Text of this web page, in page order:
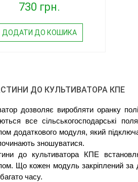
730 грн.
ДОДАТИ ДО КОШИКА
ДО КУЛЬТИВАТОРА КПЕ
дозволяє виробляти оранку
все сільськогосподарські
додаткового модуля, який
зношуватися.
до культиватора КПЕ
Що кожен модуль закріплений за
часу.